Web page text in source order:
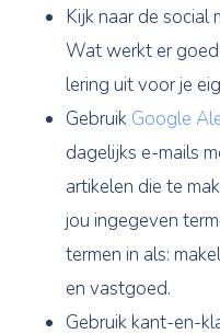
Kijk naar de social
Wat werkt er
lering uit voor je
Gebruik Google
dagelijks e-mails
artikelen die te
jou ingegeven
termen in als:
en vastgoed.
Gebruik kant-en-